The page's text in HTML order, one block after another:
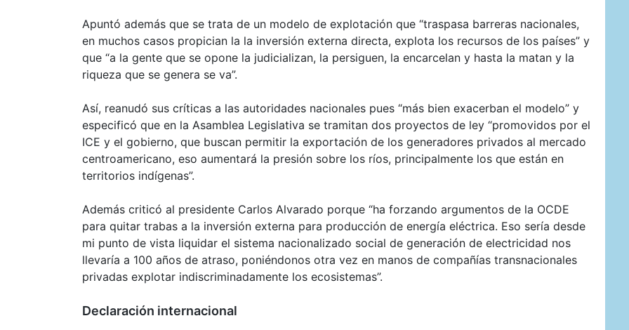
Apuntó además que se trata de un modelo de explotación que “traspasa barreras nacionales,
en muchos casos propician la la inversión externa directa, explota los recursos de los países” y
que “a la gente que se opone la judicializan, la persiguen, la encarcelan y hasta la matan y la
riqueza que se genera se va”.
Así, reanudó sus críticas a las autoridades nacionales pues “más bien exacerban el modelo” y
especificó que en la Asamblea Legislativa se tramitan dos proyectos de ley “promovidos por el
ICE y el gobierno, que buscan permitir la exportación de los generadores privados al mercado
centroamericano, eso aumentará la presión sobre los ríos, principalmente los que están en
territorios indígenas”.
Además criticó al presidente Carlos Alvarado porque “ha forzando argumentos de la OCDE
para quitar trabas a la inversión externa para producción de energía eléctrica. Eso sería desde
mi punto de vista liquidar el sistema nacionalizado social de generación de electricidad nos
llevaría a 100 años de atraso, poniéndonos otra vez en manos de compañías transnacionales
privadas explotar indiscriminadamente los ecosistemas”.
Declaración internacional